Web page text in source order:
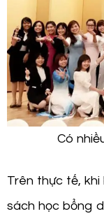
Có
Trên thực tế,
sách học bổng